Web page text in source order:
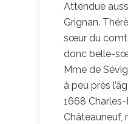
Attendue
Grignan.
sœur du
donc belle-
Mme de
à peu près
1668
Châteauneuf,